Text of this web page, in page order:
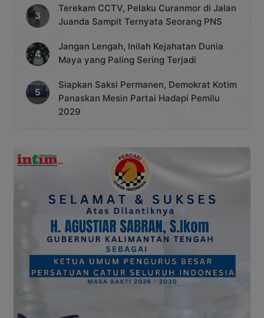
Terekam CCTV, Pelaku Curanmor di Jalan
Juanda Sampit Ternyata Seorang PNS
Jangan Lengah, Inilah Kejahatan Dunia
Maya yang Paling Sering Terjadi
Siapkan Saksi Permanen, Demokrat Kotim
Panaskan Mesin Partai Hadapi Pemilu
2029